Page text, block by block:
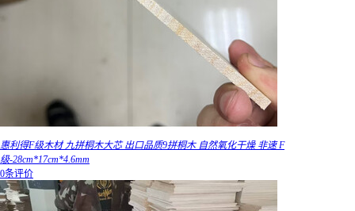
惠利得F级木材 九拼桐木大芯 出口品质9拼桐木 自然氧化干燥 非速 F
级-28cm*17cm*4.6mm
0条评价